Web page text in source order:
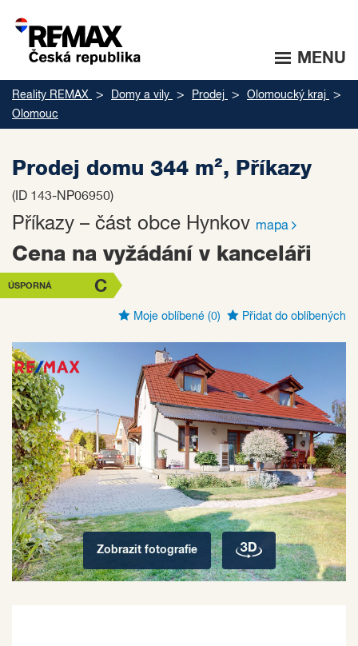
MENU
Reality REMAX Domy a vily Prodej
Olomoucký kraj
Olomouc
Prodej domu 344 m², Příkazy
(ID 143-NP06950)
Příkazy – část obce Hynkov mapa
Cena na vyžádání v kanceláři
C
ÚSPORNÁ
Moje oblíbené (0) Přidat do oblíbených
Zobrazit fotografie